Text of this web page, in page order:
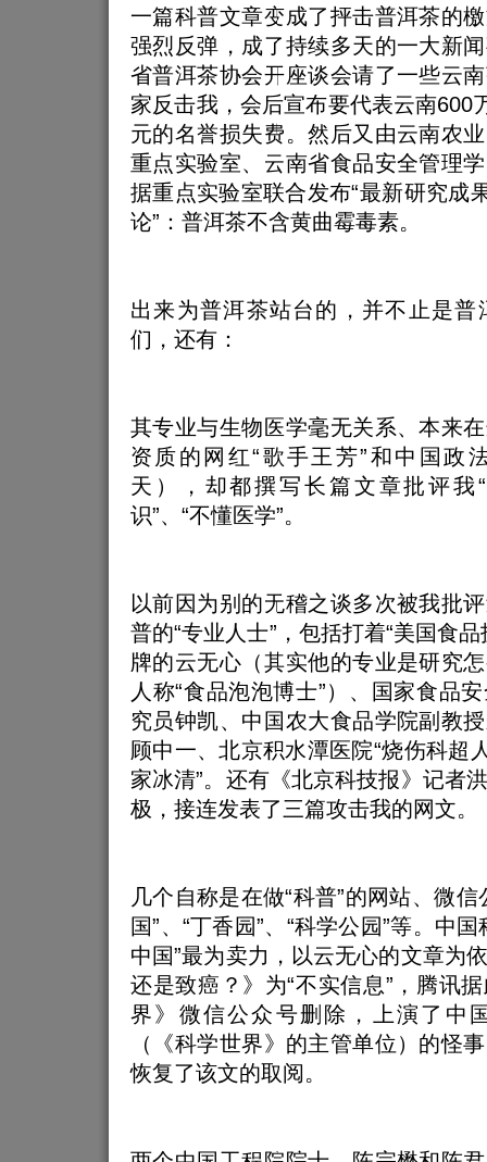
一篇科普文章变成了抨击普洱茶的
强烈反弹，成了持续多天的一大新
省普洱茶协会开座谈会请了一些云
家反击我，会后宣布要代表云南600
元的名誉损失费。然后又由云南农
重点实验室、云南省食品安全管理
据重点实验室联合发布“最新研究成
论”：普洱茶不含黄曲霉毒素。
出来为普洱茶站台的，并不止是普
们，还有：
其专业与生物医学毫无关系、本来
资质的网红“歌手王芳”和中国政
天），却都撰写长篇文章批评我
识”、“不懂医学”。
以前因为别的无稽之谈多次被我批
普的“专业人士”，包括打着“美国食
牌的云无心（其实他的专业是研究
人称“食品泡泡博士”）、国家食品
究员钟凯、中国农大食品学院副教
顾中一、北京积水潭医院“烧伤科超
家冰清”。还有《北京科技报》记者
极，接连发表了三篇攻击我的网文。
几个自称是在做“科普”的网站、微
国”、“丁香园”、“科学公园”等。中
中国”最为卖力，以云无心的文章为
还是致癌？》为“不实信息”，腾讯
界》微信公众号删除，上演了中
（《科学世界》的主管单位）的怪
恢复了该文的取阅。